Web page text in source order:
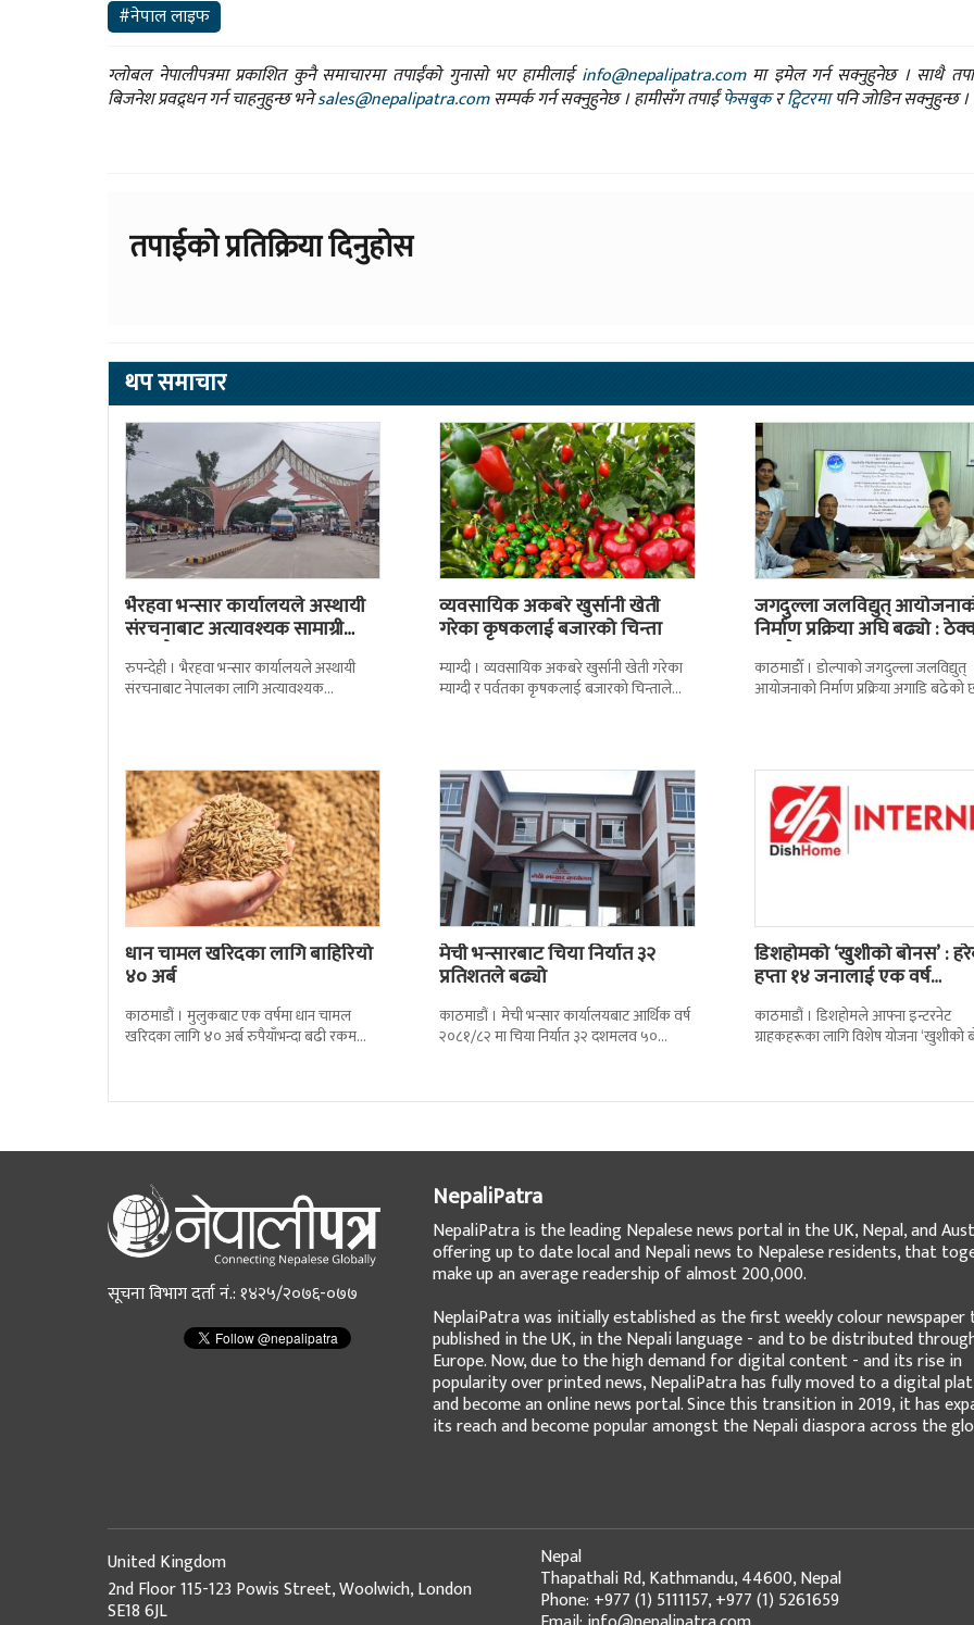
#नेपाल लाइफ
ग्लोबल नेपालीपत्रमा प्रकाशित कुनै समाचारमा तपाईंको गुनासो भए हामीलाईinfo@nepalipatra.comमा इमेल गर्न सक्नुहुनेछ । साथै
बिजनेश प्रवद्र्धन गर्न चाहनुहुन्छ भनेsales@nepalipatra.comसम्पर्क गर्न सक्नुहुनेछ । हामीसँग तपाईंफेसबुकरट्विटरमापनि जोडिन सक्नुहुन्छ ।
तपाईको प्रतिक्रिया दिनुहोस
थप समाचार
भैरहवा भन्सार कार्यालयले अस्थायी
संरचनाबाट अत्यावश्यक सामाग्री
ल्याउदै
रुपन्देही । भैरहवा भन्सार कार्यालयले अस्थायी
संरचनाबाट नेपालका लागि अत्यावश्यक
व्यवसायिक अकबरे खुर्सानी खेती
गरेका कृषकलाई बजारको चिन्ता
म्याग्दी । व्यवसायिक अकबरे खुर्सानी खेती गरेका
म्याग्दी र पर्वतका कृषकलाई बजारको चिन्ताले
जगदुल्ला जलविद्युत्
निर्माण प्रक्रिया अघि बढ्यो :
सम्झौतामा…
काठमाडाैँ । डोल्पाको जगदुल्ला जलविद्युत्
आयोजनाको निर्माण प्रक्रिया अगाडि बढेको
धान चामल खरिदका लागि बाहिरियो
४० अर्ब
काठमाडौं । मुलुकबाट एक वर्षमा धान चामल
खरिदका लागि ४० अर्ब रुपैयाँभन्दा बढी रकम
मेची भन्सारबाट चिया निर्यात ३२
प्रतिशतले बढ्यो
काठमाडौं । मेची भन्सार कार्यालयबाट आर्थिक वर्ष
२०८१/८२ मा चिया निर्यात ३२ दशमलव ५०
डिशहोमको ‘खुशीको बोनस’ :
हप्ता १४ जनालाई एक वर्ष…
काठमाडौं । डिशहोमले आफ्ना इन्टरनेट
ग्राहकहरूका लागि विशेष योजना ‘खुशीको
सूचना विभाग दर्ता नं.: १४२५/२०७६-०७७
NepaliPatra
NepaliPatra is the leading Nepalese news portal in the UK, Nepal, and
offering up to date local and Nepali news to Nepalese residents, that
make up an average readership of almost 200,000.
NeplaiPatra was initially established as the first weekly colour newspaper
published in the UK, in the Nepali language - and to be distributed
Europe. Now, due to the high demand for digital content - and its rise in
popularity over printed news, NepaliPatra has fully moved to a digital
and become an online news portal. Since this transition in 2019, it has
its reach and become popular amongst the Nepali diaspora across the
United Kingdom
2nd Floor 115-123 Powis Street, Woolwich, London
SE18 6JL
Nepal
Thapathali Rd, Kathmandu, 44600, Nepal
Phone: +977 (1) 5111157, +977 (1) 5261659